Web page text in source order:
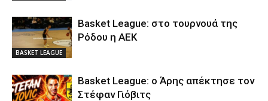
BASKET LEAGUE
Basket League: στο τουρνουά της
Ρόδου η ΑΕΚ
Basket League: ο Άρης απέκτησε τον
Στέφαν Γιόβιτς